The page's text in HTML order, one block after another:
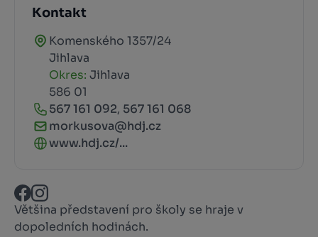
Kontakt
Komenského 1357/24
Jihlava
Okres: Jihlava
586 01
567 161 092, 567 161 068
morkusova@hdj.cz
www.hdj.cz/...
Většina představení pro školy se hraje v
dopoledních hodinách.